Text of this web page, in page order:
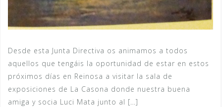
Desde esta Junta Directiva os animamos a todos
aquellos que tengáis la oportunidad de estar en estos
próximos días en Reinosa a visitar la sala de
exposiciones de La Casona donde nuestra buena
amiga y socia Luci Mata junto al […]